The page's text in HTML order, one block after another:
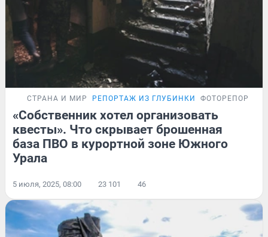
СТРАНА И МИР РЕПОРТАЖ ИЗ ГЛУБИНКИ ФОТОРЕПОРТАЖ
«Собственник хотел организовать
квесты». Что скрывает брошенная
база ПВО в курортной зоне Южного
Урала
5 июля, 2025, 08:00 23 101 46